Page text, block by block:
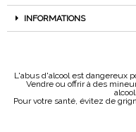
INFORMATIONS
L'abus d'alcool est dangereux
Vendre ou offrir à des
Pour votre santé, évitez de